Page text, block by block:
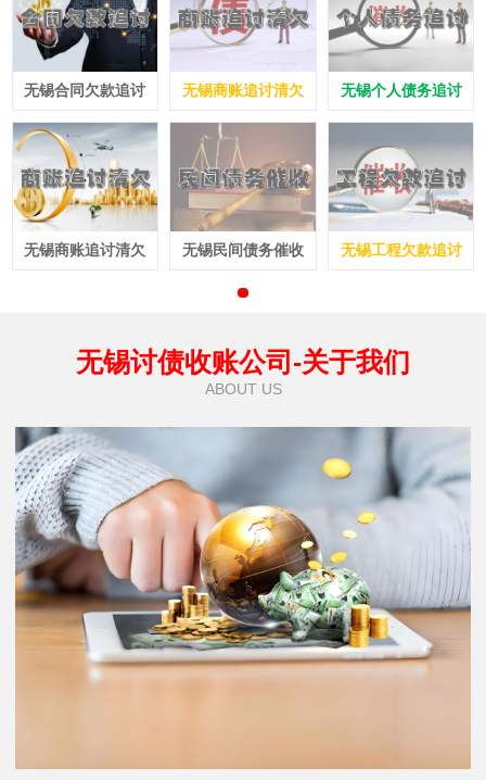
无锡合同欠款追讨
无锡商账追讨清欠
无锡商账追讨清欠
无锡民间债务催收
无锡个人债务追讨
无锡工程欠款追讨
无锡讨债收账公司-关于我们
ABOUT US